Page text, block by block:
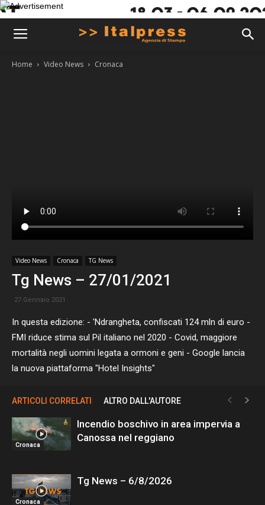
Home Video News Cronaca
Video News Cronaca TG News
Tg News – 27/01/2021
27 Gennaio 2021
In questa edizione: - 'Ndrangheta, confiscati 124 mln di euro -
FMI riduce stima sul Pil italiano nel 2020 - Covid, maggiore
mortalità negli uomini legata a ormoni e geni - Google lancia
la nuova piattaforma "Hotel Insights"
ARTICOLI CORRELATI ALTRO DALL'AUTORE
Cronaca
Incendio boschivo in area impervia a
Canossa nel reggiano
Cronaca
Tg News – 6/8/2026